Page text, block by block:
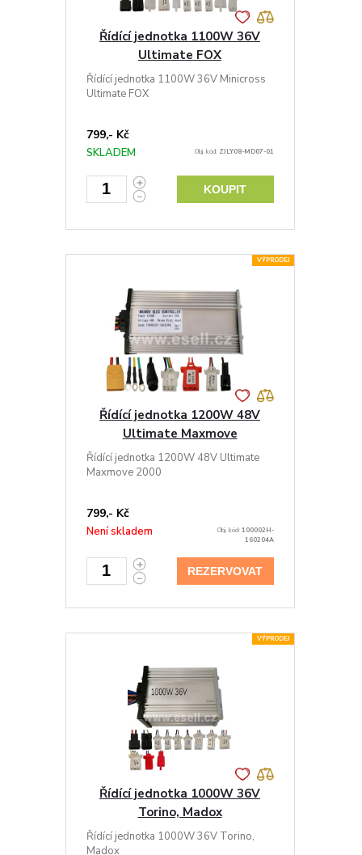
Řídící jednotka 1100W 36V
Ultimate FOX
Řídící jednotka 1100W 36V Minicross
Ultimate FOX
799,- Kč
SKLADEM Obj. kód: ZJLY08-MD07-01
KOUPIT
VÝPRODEJ
Řídící jednotka 1200W 48V
Ultimate Maxmove
Řídící jednotka 1200W 48V Ultimate
Maxmove 2000
799,- Kč
Není skladem Obj. kód:100002H-
160204A
REZERVOVAT
VÝPRODEJ
Řídící jednotka 1000W 36V
Torino, Madox
Řídící jednotka 1000W 36V Torino,
Madox